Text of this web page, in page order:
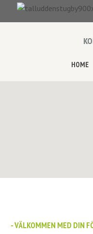
HOME
- VÄLKOMMEN MED DIN